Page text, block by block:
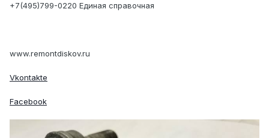
+7(495)799-0220 Единая справочная
www.remontdiskov.ru
Vkontakte
Facebook